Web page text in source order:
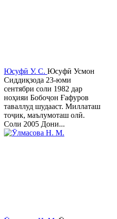
Юсуфӣ У. C. Юсуфӣ Усмон
Сиддиқзода 23-юми
сентябри соли 1982 дар
ноҳияи Бобоҷон Ғафуров
таваллуд шудааст. Миллаташ
тоҷик, маълумоташ олӣ.
Соли 2005 Дони...